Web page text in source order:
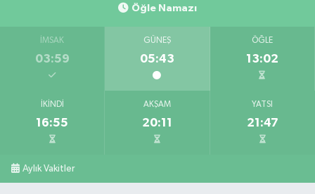
Öğle Namazı
İMSAK
03:59
GÜNEŞ
05:43
ÖĞLE
13:02
İKINDI
16:55
AKŞAM
20:11
YATSI
21:47
Aylık Vakitler